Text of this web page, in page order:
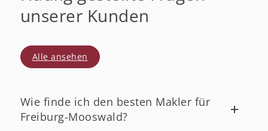
unserer Kunden
Alle ansehen
Wie finde ich den besten Makler für
Freiburg-Mooswald?